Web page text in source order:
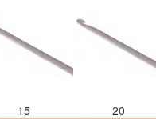
15 20